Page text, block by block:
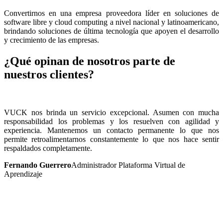
Convertirnos en una empresa proveedora líder en soluciones de
software libre y cloud computing a nivel nacional y latinoamericano,
brindando soluciones de última tecnología que apoyen el desarrollo
y crecimiento de las empresas.
¿Qué opinan de nosotros parte de
nuestros clientes?
VUCK nos brinda un servicio excepcional. Asumen con mucha
responsabilidad los problemas y los resuelven con agilidad y
experiencia. Mantenemos un contacto permanente lo que nos
permite retroalimentarnos constantemente lo que nos hace sentir
respaldados completamente.
Fernando GuerreroAdministrador Plataforma Virtual de
Aprendizaje